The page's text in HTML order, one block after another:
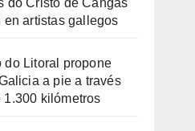
en artistas gallegos
do Litoral propone
a pie a través
1.300 kilómetros